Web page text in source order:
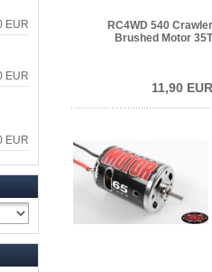
RC4WD 540 Crawler
Brushed Motor 35T
11,90 EUR
EUR
EUR
EUR